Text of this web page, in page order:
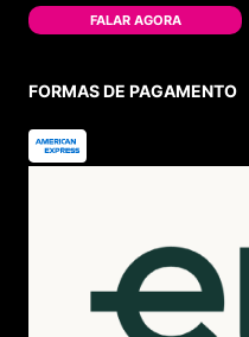
FALAR AGORA
FORMAS DE PAGAMENTO